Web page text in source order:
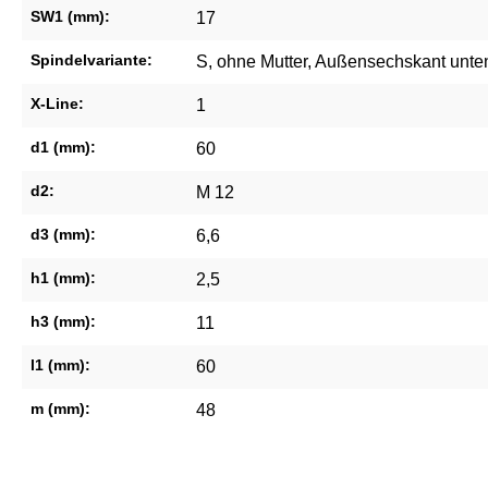
SW1 (mm): 17
Spindelvariante: S, ohne Mutter, Außensechskant
X-Line: 1
d1 (mm): 60
d2: M 12
d3 (mm): 6,6
h1 (mm): 2,5
h3 (mm): 11
l1 (mm): 60
m (mm): 48